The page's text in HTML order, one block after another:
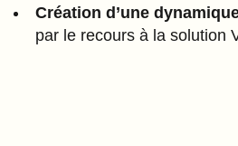
Création d’une
par le recours à la solution